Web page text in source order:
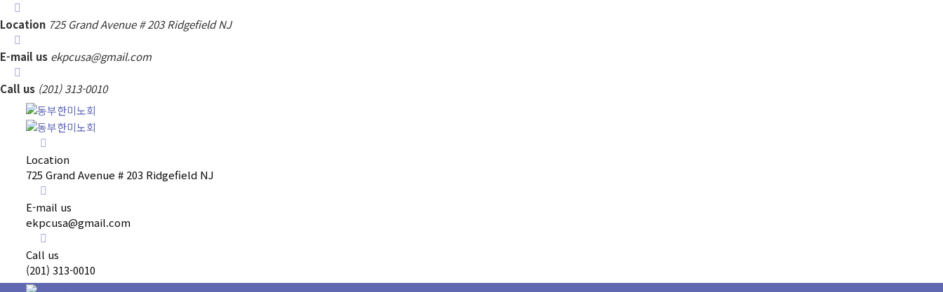
Location 725 Grand Avenue # 203 Ridgefield NJ
E-mail us ekpcusa@gmail.com
Call us (201) 313-0010
Location
725 Grand Avenue # 203 Ridgefield NJ
E-mail us
ekpcusa@gmail.com
Call us
(201) 313-0010